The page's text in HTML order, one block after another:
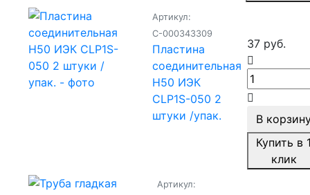
Артикул:
С-000343309
Пластина
соединительная
H50 ИЭК
CLP1S-050 2
штуки /упак.
37 руб.
В
Купить в
клик
Артикул: